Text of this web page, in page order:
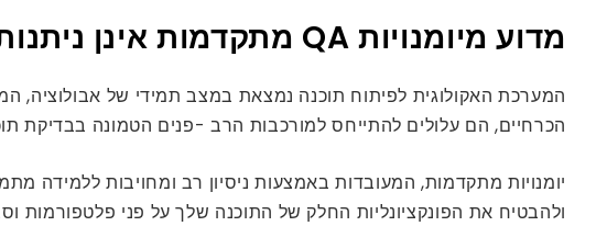
מדוע מיומנויות QA מתקדמות אינן ניתנות למשא ומתן
הכרחיים, הם עלולים להתייחס למורכבות הרב -פנים הטמונה בבדיקת
ולהבטיח את הפונקציונליות החלק של התוכנה שלך על פני פלטפורמות